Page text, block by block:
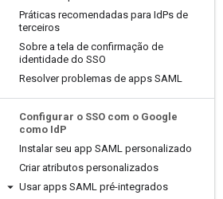
Práticas recomendadas para IdPs de
terceiros
Sobre a tela de confirmação de
identidade do SSO
Resolver problemas de apps SAML
Configurar o SSO com o Google
como Id P
Instalar seu app SAML personalizado
Criar atributos personalizados
Usar apps SAML pré-integrados